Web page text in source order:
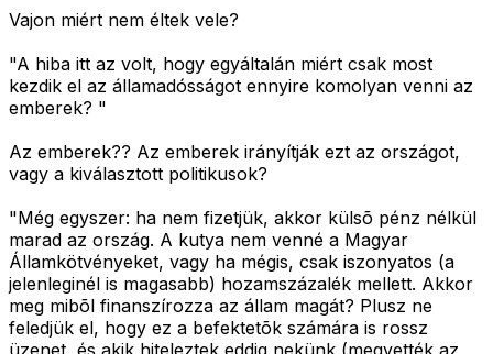
Vajon miért nem éltek vele?
"A hiba itt az volt, hogy egyáltalán miért csak most
kezdik el az államadósságot ennyire komolyan venni az
emberek? "
Az emberek?? Az emberek irányítják ezt az országot,
vagy a kiválasztott politikusok?
"Még egyszer: ha nem fizetjük, akkor külsõ pénz nélkül
marad az ország. A kutya nem venné a Magyar
Államkötvényeket, vagy ha mégis, csak iszonyatos (a
jelenleginél is magasabb) hozamszázalék mellett. Akkor
meg mibõl finanszírozza az állam magát? Plusz ne
feledjük el, hogy ez a befektetõk számára is rossz